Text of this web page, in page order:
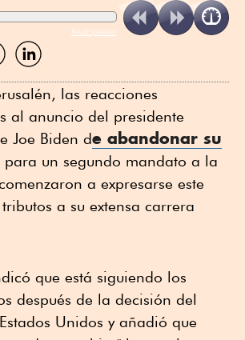
ReadSpeaker
Compartir
por
las reacciones
al anuncio del presidente
Joe Biden de abandonar su
para un segundo mandato a la
a expresarse este
a su extensa carrera
que está siguiendo los
después de la decisión del
Unidos y añadió que